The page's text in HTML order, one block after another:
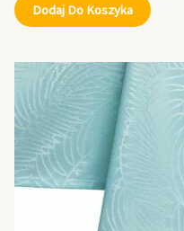
Dodaj Do Koszyka